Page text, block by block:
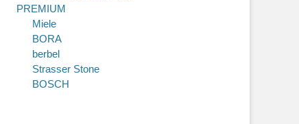
PREMIUM
Miele
BORA
berbel
Strasser Stone
BOSCH